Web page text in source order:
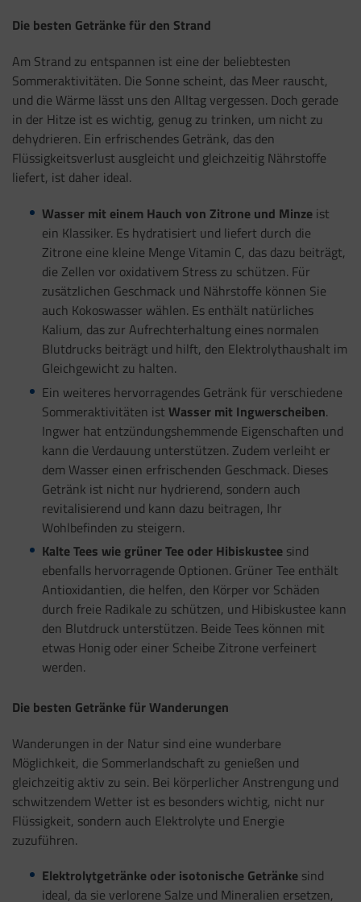
Die besten Getränke für den Strand
Am Strand zu entspannen ist eine der beliebtesten
Sommeraktivitäten. Die Sonne scheint, das Meer rauscht,
und die Wärme lässt uns den Alltag vergessen. Doch gerade
in der Hitze ist es wichtig, genug zu trinken, um nicht zu
dehydrieren. Ein erfrischendes Getränk, das den
Flüssigkeitsverlust ausgleicht und gleichzeitig Nährstoffe
liefert, ist daher ideal.
Wasser mit einem Hauch von Zitrone und Minzeist
ein Klassiker. Es hydratisiert und liefert durch die
Zitrone eine kleine Menge Vitamin C, das dazu beiträgt,
die Zellen vor oxidativem Stress zu schützen. Für
zusätzlichen Geschmack und Nährstoffe können Sie
auch Kokoswasser wählen. Es enthält natürliches
Kalium, das zur Aufrechterhaltung eines normalen
Blutdrucks beiträgt und hilft, den Elektrolythaushalt im
Gleichgewicht zu halten.
Ein weiteres hervorragendes Getränk für verschiedene
Sommeraktivitäten ist Wasser mit Ingwerscheiben.
Ingwer hat entzündungshemmende Eigenschaften und
kann die Verdauung unterstützen. Zudem verleiht er
dem Wasser einen erfrischenden Geschmack. Dieses
Getränk ist nicht nur hydrierend, sondern auch
revitalisierend und kann dazu beitragen, Ihr
Wohlbefinden zu steigern.
Kalte Tees wie grüner Tee oder Hibiskusteesind
ebenfalls hervorragende Optionen. Grüner Tee enthält
Antioxidantien, die helfen, den Körper vor Schäden
durch freie Radikale zu schützen, und Hibiskustee kann
den Blutdruck unterstützen. Beide Tees können mit
etwas Honig oder einer Scheibe Zitrone verfeinert
werden.
Die besten Getränke für Wanderungen
Wanderungen in der Natur sind eine wunderbare
Möglichkeit, die Sommerlandschaft zu genießen und
gleichzeitig aktiv zu sein. Bei körperlicher Anstrengung und
schwitzendem Wetter ist es besonders wichtig, nicht nur
Flüssigkeit, sondern auch Elektrolyte und Energie
zuzuführen.
Elektrolytgetränke oder isotonische Getränkesind
ideal, da sie verlorene Salze und Mineralien ersetzen,